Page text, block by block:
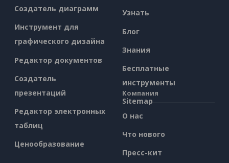
Создатель диаграмм
Инструмент для
графического дизайна
Редактор документов
Создатель
презентаций
Редактор электронных
таблиц
Ценообразование
Узнать
Блог
Знания
Бесплатные
инструменты
Sitemap
Компания
О нас
Что нового
Пресс-кит